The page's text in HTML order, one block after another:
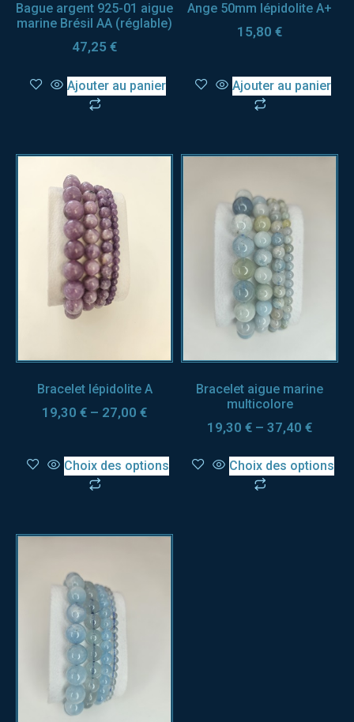
Bague argent 925-01 aigue
marine Brésil AA (réglable)
47,25 €
Ajouter au panier
Ange 50mm lépidolite A+
15,80 €
Ajouter au panier
Bracelet lépidolite A
19,30 € – 27,00 €
Choix des options
Bracelet aigue marine
multicolore
19,30 € – 37,40 €
Choix des options